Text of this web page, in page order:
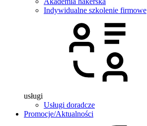
Indywidualne szkolenie firmowe
usługi
Usługi doradcze
Promocje/Aktualności